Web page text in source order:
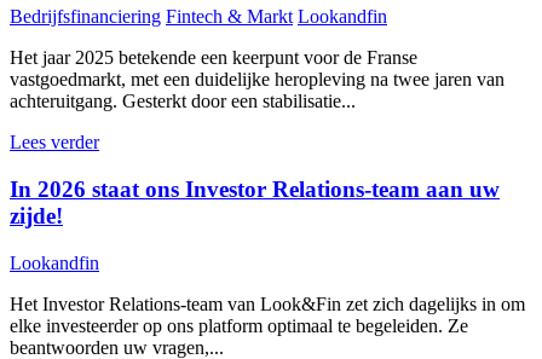
Bedrijfsfinanciering Fintech & Markt Lookandfin
Het jaar 2025 betekende een keerpunt voor de Franse
vastgoedmarkt, met een duidelijke heropleving na twee jaren van
achteruitgang. Gesterkt door een stabilisatie...
Lees verder
In 2026 staat ons Investor Relations-team aan uw
zijde!
Lookandfin
Het Investor Relations-team van Look&Fin zet zich dagelijks in om
elke investeerder op ons platform optimaal te begeleiden. Ze
beantwoorden uw vragen,...